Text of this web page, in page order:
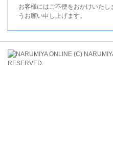
お客様にはご不便をおかけいた
うお願い申し上げます。